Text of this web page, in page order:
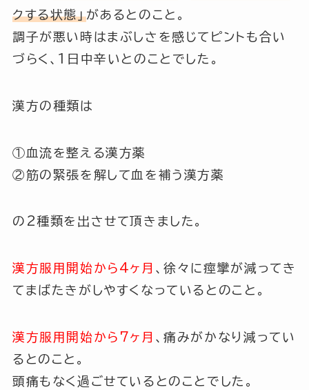
クする状態」があるとのこと。
調子が悪い時はまぶしさを感じてピントも合い
づらく、1日中辛いとのことでした。
漢方の種類は
①血流を整える漢方薬
②筋の緊張を解して血を補う漢方薬
の2種類を出させて頂きました。
漢方服用開始から4ヶ月 、徐々に痙攣が減ってき
てまばたきがしやすくなっているとのこと。
漢方服用開始から7ヶ月 、痛みがかなり減ってい
るとのこと。
頭痛もなく過ごせているとのことでした。